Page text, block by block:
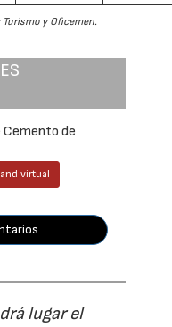
y Oficemen.
Cemento de
virtual
lugar el